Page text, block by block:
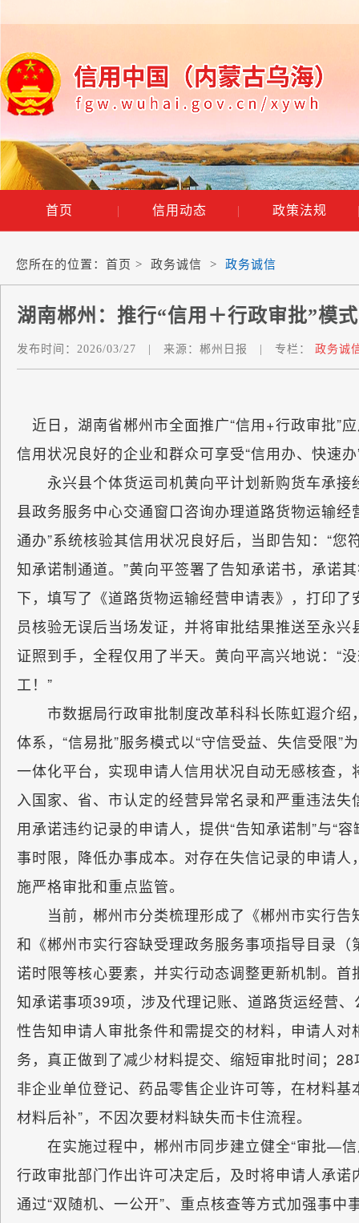
首页 | 信用动态 | 政策法规
您所在的位置： 首页 > 政务诚信 > 政务诚信
湖南郴州：推行“信用＋行政审批”模式
发布时间： 2026/03/27 来源： 郴州日报 专栏： 政务诚
近日，湖南省郴州市全面推广“信用+行政审批”
信用状况良好的企业和群众可享受“信用办、快速
永兴县个体货运司机黄向平计划新购货车承接
县政务服务中心交通窗口咨询办理道路货物运输
通办”系统核验其信用状况良好后，当即告知：“您
知承诺制通道。”黄向平签署了告知承诺书，承诺
下，填写了《道路货物运输经营申请表》，打印
员核验无误后当场发证，并将审批结果推送至永
证照到手，全程仅用了半天。黄向平高兴地说：“
工！”
市数据局行政审批制度改革科科长陈虹遐介绍
体系，“信易批”服务模式以“守信受益、失信受限”
一体化平台，实现申请人信用状况自动无感核查
入国家、省、市认定的经营异常名录和严重违法
用承诺违约记录的申请人，提供“告知承诺制”与“
事时限，降低办事成本。对存在失信记录的申请
施严格审批和重点监管。
当前，郴州市分类梳理形成了《郴州市实行告
和《郴州市实行容缺受理政务服务事项指导目录
诺时限等核心要素，并实行动态调整更新机制。
知承诺事项39项，涉及代理记账、道路货运经营
性告知申请人审批条件和需提交的材料，申请人
务，真正做到了减少材料提交、缩短审批时间；
非企业单位登记、药品零售企业许可等，在材料
材料后补”，不因次要材料缺失而卡住流程。
在实施过程中，郴州市同步建立健全“审批—
行政审批部门作出许可决定后，及时将申请人承
通过“双随机、一公开”、重点核查等方式加强事